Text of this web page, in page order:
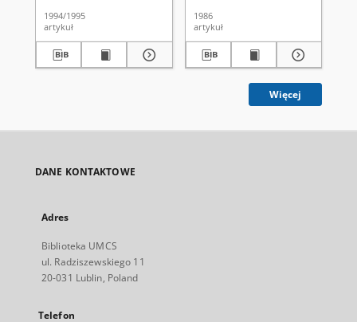
1994/1995
artykuł
1986
artykuł
Więcej
DANE KONTAKTOWE
Adres
Biblioteka UMCS
ul. Radziszewskiego 11
20-031 Lublin, Poland
Telefon